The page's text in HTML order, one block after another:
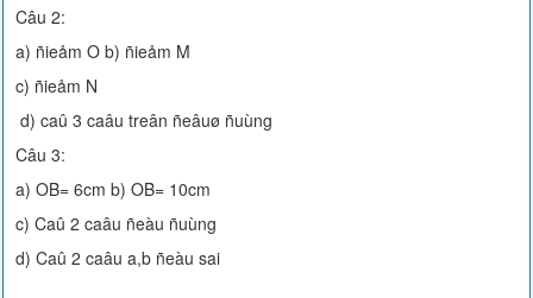
Câu 2:
a) ñieåm O b) ñieåm M
c) ñieåm N
d) caû 3 caâu treân ñeâuø ñuùng
Câu 3:
a) OB= 6cm b) OB= 10cm
c) Caû 2 caâu ñeàu ñuùng
d) Caû 2 caâu a,b ñeàu sai